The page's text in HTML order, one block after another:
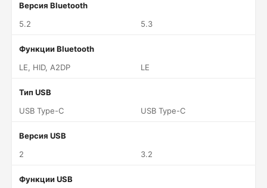
Версия Bluetooth
5.2
5.3
Функции Bluetooth
LE, HID, A2DP
LE
Тип USB
USB Type-C
USB Type-C
Версия USB
2
3.2
Функции USB